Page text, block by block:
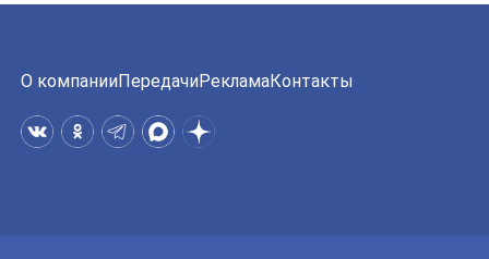
О компанииПередачиРекламаКонтакты